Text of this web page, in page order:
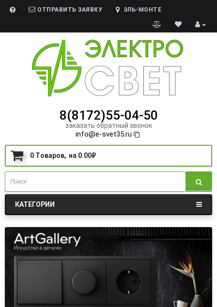
ОТПРАВИТЬ ЗАЯВКУ ЭЛЬ-МОНТЕ
8(8172)55-04-50
заказать обратный звонок
info@e-svet35.ru
0 Tоваров, на 0.00₽
КАТЕГОРИИ